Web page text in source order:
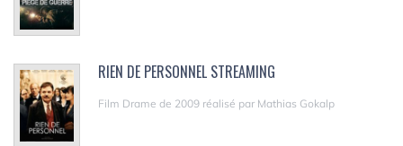
RIEN DE PERSONNEL STREAMING
Film Drame de 2009 réalisé par Mathias Gokalp